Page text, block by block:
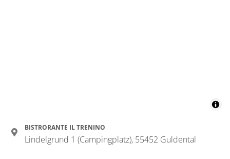
BISTRORANTE IL TRENINO
Lindelgrund 1 (Campingplatz), 55452 Guldental